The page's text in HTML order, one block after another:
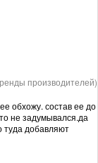
производителей)
обхожу. состав ее до
не задумывался.да
туда добавляют